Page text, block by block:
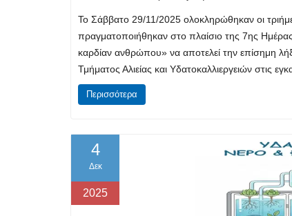
Το Σάββατο 29/11/2025 ολοκληρώθηκαν οι
πραγματοποιήθηκαν στο πλαίσιο της 7ης
καρδίαν ανθρώπου» να αποτελεί την επίσημη
Τμήματος Αλιείας και Υδατοκαλλιεργειών στις
Περισσότερα
4
Δεκ
2025